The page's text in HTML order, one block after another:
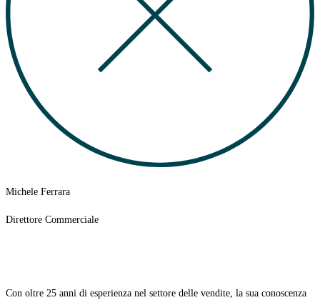
Michele Ferrara
Direttore Commerciale
Con oltre 25 anni di esperienza nel settore delle vendite, la sua conoscenza